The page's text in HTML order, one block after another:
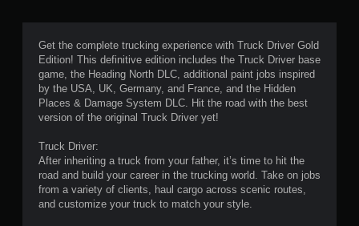
5
顆
星
，
共
Get the complete trucking experience with Truck Driver Gold
Edition! This definitive edition includes the Truck Driver base
game, the Heading North DLC, additional paint jobs inspired
by the USA, UK, Germany, and France, and the Hidden
Places & Damage System DLC. Hit the road with the best
version of the original Truck Driver yet!
Truck Driver:
After inheriting a truck from your father, it’s time to hit the
road and build your career in the trucking world. Take on jobs
from a variety of clients, haul cargo across scenic routes,
and customize your truck to match your style.